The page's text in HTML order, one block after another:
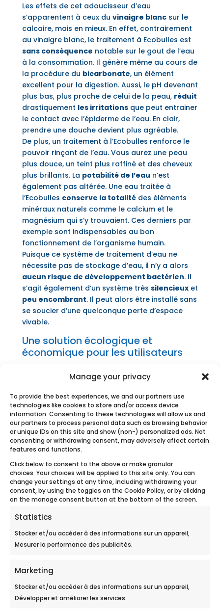
Manage your privacy
To provide the best experiences, we and our partners use
technologies like cookies to store and/or access device
information. Consenting to these technologies will allow us and
our partners to process personal data such as browsing behavior
or unique IDs on this site and show (non-) personalized ads. Not
consenting or withdrawing consent, may adversely affect certain
features and functions.
Click below to consent to the above or make granular
choices. Your choices will be applied to this site only. You can
change your settings at any time, including withdrawing your
consent, by using the toggles on the Cookie Policy, or by clicking
on the manage consent button at the bottom of the screen.
Statistics
Stocker et/ou accéder à des informations sur un appareil,
Mesurer la performance des publicités.
Marketing
Stocker et/ou accéder à des informations sur un appareil,
Développer et améliorer les services.
Les effets de cet adoucisseur d’eau
s’apparentent à ceux du vinaigre blancsur le
calcaire, mais en mieux. En effet, contrairement
au vinaigre blanc, le traitement à Ecobulles est
sans conséquence notable sur le gout de l’eau
à la consommation. Il génère même au cours de
la procédure du bicarbonate, un élément
excellent pour la digestion. Aussi, le pH devenant
plus bas, plus proche de celui de la peau, réduit
drastiquement les irritationsque peut entrainer
le contact avec l’épiderme de l’eau. En clair,
prendre une douche devient plus agréable.
De plus, un traitement à l’Ecobulles renforce le
pouvoir rinçant de l’eau. Vous aurez une peau
plus douce, un teint plus raffiné et des cheveux
plus brillants. La potabilité de l’eau n’est
également pas altérée. Une eau traitée à
l’Ecobulles conserve la totalitédes éléments
minéraux naturels comme le calcium et le
magnésium qui s’y trouvaient. Ces derniers par
exemple sont indispensables au bon
fonctionnement de l’organisme humain.
Puisque ce système de traitement d’eau ne
nécessite pas de stockage d’eau, il n’y a alors
aucun risque de développement bactérien. Il
s’agit également d’un système très silencieuxet
peu encombrant. Il peut alors être installé sans
se soucier d’une quelconque perte d’espace
vivable.
Une solution écologique et
économique pour les utilisateurs
aucune surconsommation d’eau
détartrage des appareils tels que les ballons
d’eau chaude n’est plus nécessaire, vous
économiserez les frais de maintenance de ses
derniers. Ecobulles est également très
respectueux de l’environnement
. Il ne rejette
dans les eaux usées.
Fonctionnement d’un
adoucisseur d’eau
Pour mieux cerner l’efficacité du fonctionnement
de l’Ecobulles et ses avantages, il est important
de connaitre ce qu’estun adoucisseur d’eau au
résine et de sel. Toute l’eau utilisée dans la
concession devra traverser ce bac. Une foisen
contact de l’eau, la résine capte la totalité des